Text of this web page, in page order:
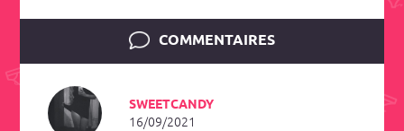
COMMENTAIRES
SWEETCANDY
16/09/2021